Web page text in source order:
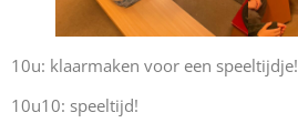
10u: klaarmaken voor een speeltijdje!
10u10: speeltijd!